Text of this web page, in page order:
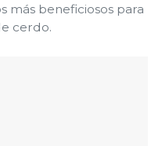
más beneficiosos para
cerdo.